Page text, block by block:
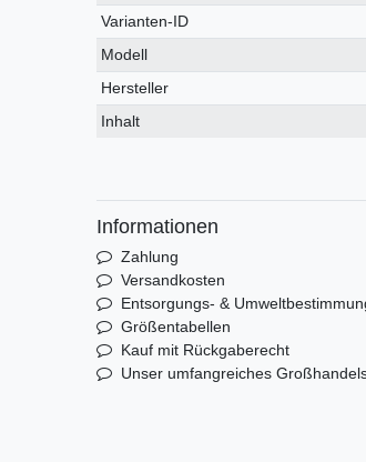
Merkmal
Varianten-ID
Modell
Hersteller
Inhalt
Informationen
Zahlung
Versandkosten
Entsorgungs- &
Größentabellen
Kauf mit Rückgaberecht
Unser umfangreiches